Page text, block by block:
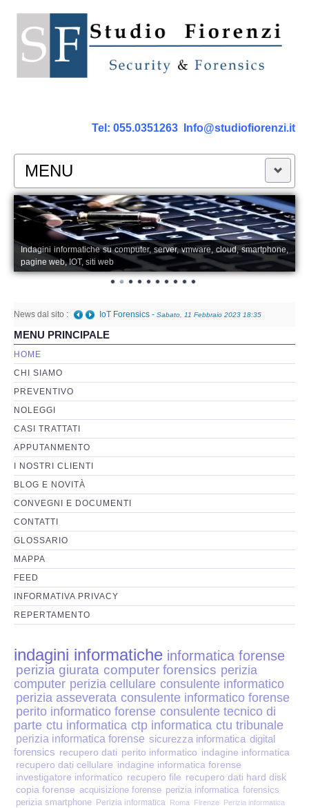
Tel: 055.0351263 Info@studiofiorenzi.it
MENU
PERIZIE
Perizia Computer
Perizia Smartphone Tablet,Cell.
Perizia Rete dati
Perizia Basi di Dati
Perizia Immagini e Video
Perzia su Software/Programmi
Perizia Fonica e Trascrizioni
Perizia su Social Network
Perizia Web Reputation
Perizia Host e Mainframe
Perizia Contratti ICT
Perizia Disp. Elettronici
Perizia Stalking
Perizia Cyber Bullismo
Incarichi CTU e CTP
Perizia Centralini PBX e VOIP
Perizia Estimo
Indagini informatiche su computer, server, vmware, cloud, smartphone,
pagine web, IOT, siti web
News dal sito : IoT Forensics - Sabato, 11 Febbraio 2023 18:35
MENU PRINCIPALE
HOME
CHI SIAMO
PREVENTIVO
NOLEGGI
CASI TRATTATI
APPUTANMENTO
I NOSTRI CLIENTI
BLOG E NOVITÀ
CONVEGNI E DOCUMENTI
CONTATTI
GLOSSARIO
MAPPA
FEED
INFORMATIVA PRIVACY
REPERTAMENTO
indagini informatiche informatica forense
perizia giurata computer forensics perizia
computer perizia cellulare consulente informatico
perizia asseverata consulente informatico forense
perito informatico forense consulente tecnico di
parte ctu informatica ctp informatica ctu tribunale
perizia informatica forense sicurezza informatica digital
forensics recupero dati perito informatico indagine informatica
recupero dati cellulare indagine informatica forense
investigatore informatico recupero file recupero dati hard disk
copia forense acquisizione forense perizia informatica forensics
perizia smartphone Perizia informatica Roma Firenze Perizia informatica